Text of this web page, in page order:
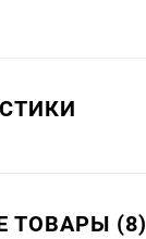
ТОВАРЫ (8)